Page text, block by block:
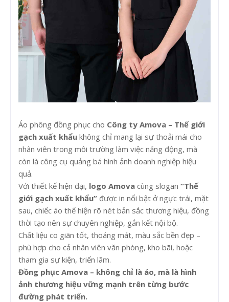
Áo phông đồng phục cho Công ty Amova – Thế giới
gạch xuất khẩu không chỉ mang lại sự thoải mái cho
nhân viên trong môi trường làm việc năng động, mà
còn là công cụ quảng bá hình ảnh doanh nghiệp hiệu
quả.
Với thiết kế hiện đại, logo Amova cùng slogan “Thế
giới gạch xuất khẩu” được in nổi bật ở ngực trái, mặt
sau, chiếc áo thể hiện rõ nét bản sắc thương hiệu, đồng
thời tạo nên sự chuyên nghiệp, gắn kết nội bộ.
Chất liệu co giãn tốt, thoáng mát, màu sắc bền đẹp –
phù hợp cho cả nhân viên văn phòng, kho bãi, hoặc
tham gia sự kiện, triển lãm.
Đồng phục Amova – không chỉ là áo, mà là hình
ảnh thương hiệu vững mạnh trên từng bước
đường phát triển.